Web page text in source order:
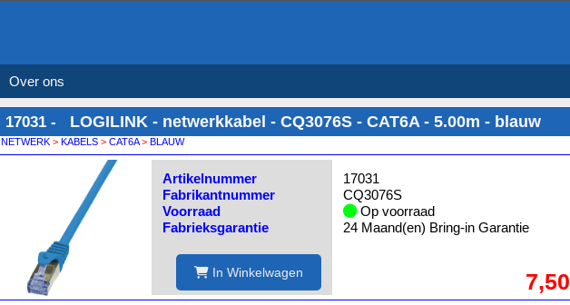
Over ons
17031 - LOGILINK - netwerkkabel - CQ3076S - CAT6A - 5.00m - blauw
NETWERK > KABELS > CAT6A> BLAUW
Artikelnummer
Fabrikantnummer
Voorraad
Fabrieksgarantie
In Winkelwagen
17031
CQ3076S
Op voorraad
24 Maand(en) Bring-in Garantie
7,50